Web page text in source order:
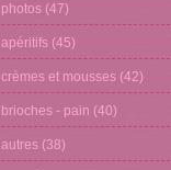
photos (47)
apéritifs (45)
crèmes et mousses (42)
brioches - pain (40)
autres (38)